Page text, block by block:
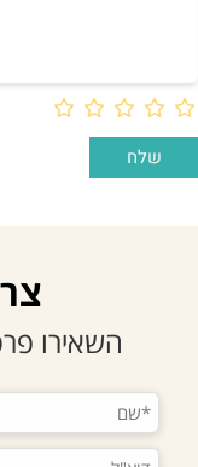
השאירו